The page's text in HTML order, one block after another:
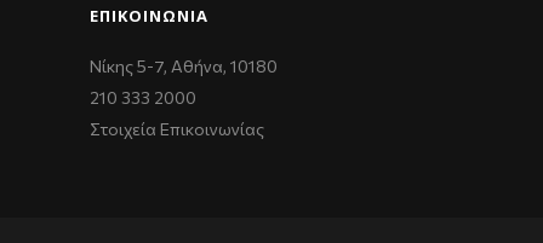
ΕΠΙΚΟΙΝΩΝΊΑ
Νίκης 5-7, Αθήνα, 10180
210 333 2000
Στοιχεία Επικοινωνίας